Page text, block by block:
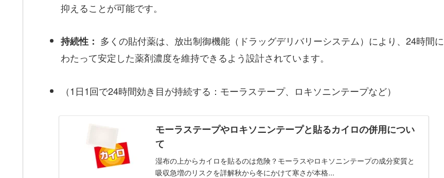
抑えることが可能です。
持続性： 多くの貼付薬は、放出制御機能（ドラッグデリバリーシステム）により、24時間に
わたって安定した薬剤濃度を維持できるよう設計されています。
（1日1回で24時間効き目が持続する：モーラステープ、ロキソニンテープなど）
モーラステープやロキソニンテープと貼るカイロの併用につい
て
湿布の上からカイロを貼るのは危険？モーラスやロキソニンテープの成分変質と
吸収急増のリスクを詳解秋から冬にかけて寒さが本格...